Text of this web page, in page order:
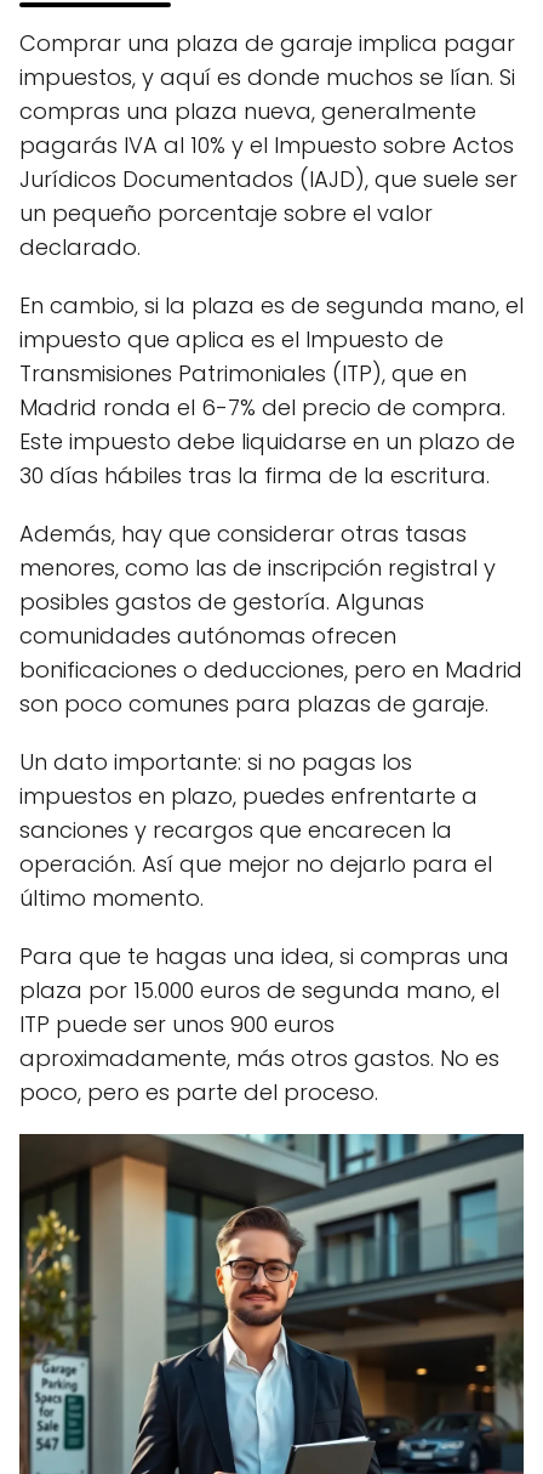
Comprar una plaza de garaje implica pagar
impuestos, y aquí es donde muchos se lían. Si
compras una plaza nueva, generalmente
pagarás IVA al 10% y el Impuesto sobre Actos
Jurídicos Documentados (IAJD), que suele ser
un pequeño porcentaje sobre el valor
declarado.
En cambio, si la plaza es de segunda mano, el
impuesto que aplica es el Impuesto de
Transmisiones Patrimoniales (ITP), que en
Madrid ronda el 6-7% del precio de compra.
Este impuesto debe liquidarse en un plazo de
30 días hábiles tras la firma de la escritura.
Además, hay que considerar otras tasas
menores, como las de inscripción registral y
posibles gastos de gestoría. Algunas
comunidades autónomas ofrecen
bonificaciones o deducciones, pero en Madrid
son poco comunes para plazas de garaje.
Un dato importante: si no pagas los
impuestos en plazo, puedes enfrentarte a
sanciones y recargos que encarecen la
operación. Así que mejor no dejarlo para el
último momento.
Para que te hagas una idea, si compras una
plaza por 15.000 euros de segunda mano, el
ITP puede ser unos 900 euros
aproximadamente, más otros gastos. No es
poco, pero es parte del proceso.